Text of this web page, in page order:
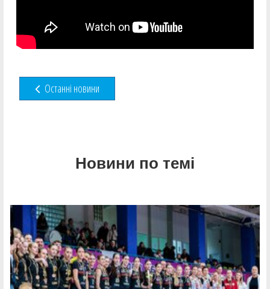
Останні новини
Новини по темі